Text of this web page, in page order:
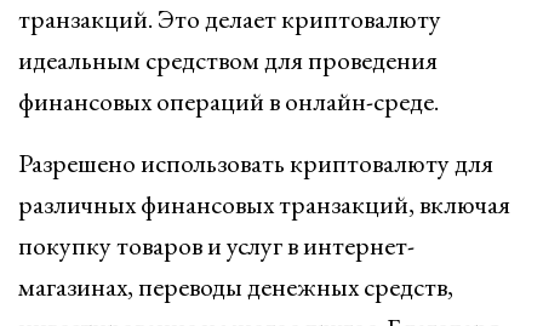
транзакций. Это делает криптовалюту
идеальным средством для проведения
финансовых операций в онлайн-среде.
Разрешено использовать криптовалюту для
различных финансовых транзакций, включая
покупку товаров и услуг в интернет-
магазинах, переводы денежных средств,